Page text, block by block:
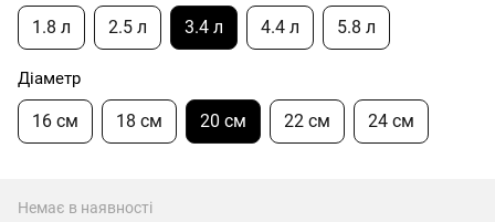
1.8 л 2.5 л 3.4 л 4.4 л 5.8 л
Діаметр
16 см 18 см 20 см 22 см 24 см
Немає в наявності